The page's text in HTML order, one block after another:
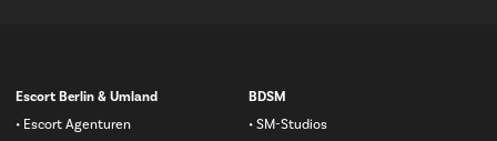
Navigation
Escort Berlin & Umland
Escort Agenturen
BDSM
SM-Studios